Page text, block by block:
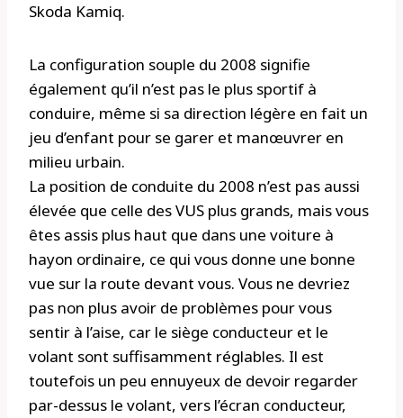
Skoda Kamiq.
La configuration souple du 2008 signifie
également qu’il n’est pas le plus sportif à
conduire, même si sa direction légère en fait un
jeu d’enfant pour se garer et manœuvrer en
milieu urbain.
La position de conduite du 2008 n’est pas aussi
élevée que celle des VUS plus grands, mais vous
êtes assis plus haut que dans une voiture à
hayon ordinaire, ce qui vous donne une bonne
vue sur la route devant vous. Vous ne devriez
pas non plus avoir de problèmes pour vous
sentir à l’aise, car le siège conducteur et le
volant sont suffisamment réglables. Il est
toutefois un peu ennuyeux de devoir regarder
par-dessus le volant, vers l’écran conducteur,